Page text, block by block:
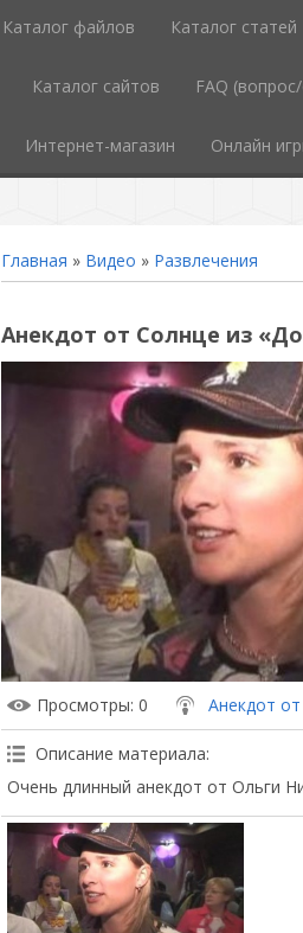
Каталог файлов Каталог статей
Каталог сайтов FAQ
Интернет-магазин Онлайн
Главная » Видео » Развлечения
Анекдот от Солнце из
Просмотры: 0 Анекдот
Описание материала:
Очень длинный анекдот от Ольги